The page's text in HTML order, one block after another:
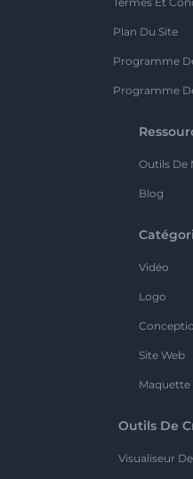
Plan Du Site
Programme
Programme
Outils De
Blog
Vidéo
Logo
Site Web
Maquette
Outils De
Visualiseur